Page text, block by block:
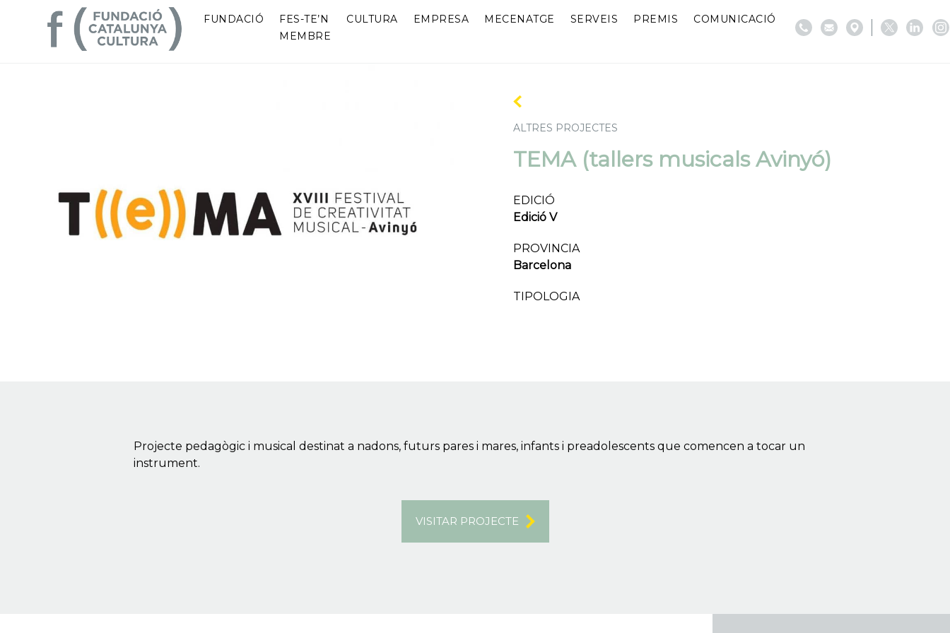
FUNDACIÓ
FES-TE’N
MEMBRE
CULTURA EMPRESA MECENATGE SERVEIS PREMIS COMUNICACIÓ
ALTRES PROJECTES
TEMA (tallers musicals Avinyó)
EDICIÓ
Edició V
PROVINCIA
Barcelona
TIPOLOGIA
Projecte pedagògic i musical destinat a nadons, futurs pares i mares, infants i preadolescents que comencen a tocar un
instrument.
VISITAR PROJECTE